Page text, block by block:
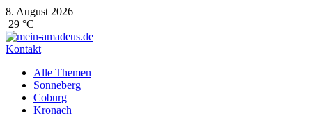
8. August 2026
29 °C
Kontakt
Alle Themen
Sonneberg
Coburg
Kronach